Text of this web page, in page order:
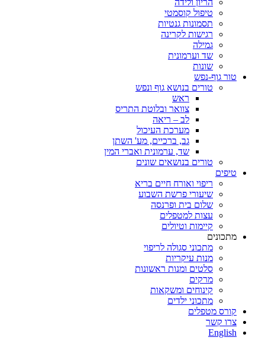
הריון ולידה
טיפול קוסמטי
תסמונות גנטיות
רגישות לקרינה
גמילה
שד וערמונית
שונות
טור גוף-נפש
טורים בנושא גוף ונפש
ראש
צוואר ובלוטת התריס
לב – ריאה
מערכת העיכול
גב, ברכיים, מע' השתן
שד, ערמונית ואברי המין
טורים בנושאים שונים
טיפים
ריפוי ואורח חיים בריא
שיעורי פרשת השבוע
שלום בית ופרנסה
עצות למטפלים
קיימות וטיולים
מתכונים
מתכוני סגולה לריפוי
מנות עיקריות
סלטים ומנות ראשונות
מרקים
קינוחים ומשקאות
מתכוני ילדים
קורס מטפלים
צרו קשר
English